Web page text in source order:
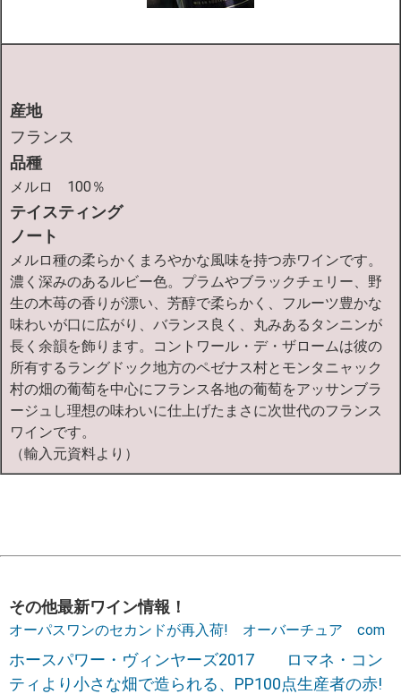
産地
フランス
品種
メルロ 100％
テイスティング
ノート
メルロ種の柔らかくまろやかな風味を持つ赤ワインです。
濃く深みのあるルビー色。プラムやブラックチェリー、野
生の木苺の香りが漂い、芳醇で柔らかく、フルーツ豊かな
味わいが口に広がり、バランス良く、丸みあるタンニンが
長く余韻を飾ります。コントワール・デ・ザロームは彼の
所有するラングドック地方のペゼナス村とモンタニャック
村の畑の葡萄を中心にフランス各地の葡萄をアッサンブラ
ージュし理想の味わいに仕上げたまさに次世代のフランス
ワインです。
（輸入元資料より）
その他最新ワイン情報！
オーパスワンのセカンドが再入荷! オーバーチュア com
ホースパワー・ヴィンヤーズ2017 ロマネ・コン
ティより小さな畑で造られる、PP100点生産者の赤!